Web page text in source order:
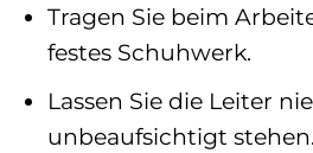
Tragen Sie beim
festes Schuhwerk.
Lassen Sie die Leiter
unbeaufsichtigt stehen.